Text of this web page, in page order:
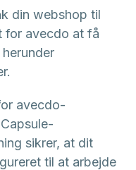
din webshop til
for avecdo at få
avecdo-
sikrer, at dit
til at arbejde